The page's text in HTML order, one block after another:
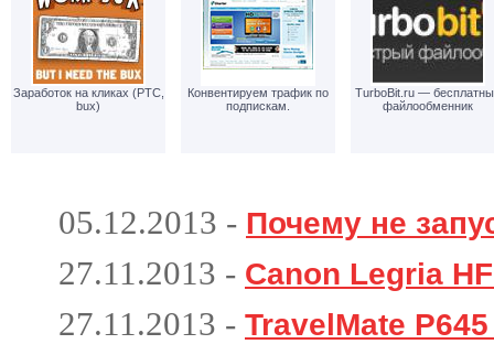
Заработок на кликах (PTC,
bux)
Конвентируем трафик по
подпискам.
TurboBit.ru —
файлообменник
05.12.2013 - Почему не
27.11.2013 - Canon Legria
27.11.2013 - TravelMate